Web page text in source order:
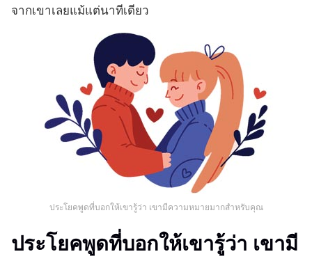
จากเขาเลยแม้แต่นาทีเดียว
ประโยคพูดที่บอกให้เขารู้ว่า เขามีความหมายมากสำหรับคุณ
ประโยคพูดที่บอกให้เขารู้ว่า เขามี